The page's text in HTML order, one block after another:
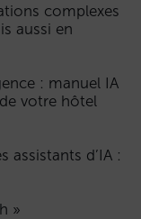
complexes
aussi en
: manuel IA
votre hôtel
assistants d’IA :
»